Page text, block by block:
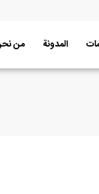
المدونة من